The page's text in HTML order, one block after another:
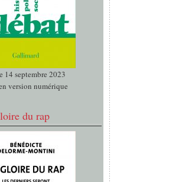
14 septembre 2023
version numérique
du rap